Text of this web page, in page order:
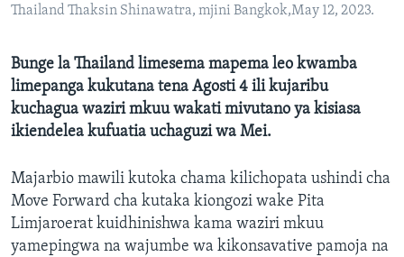
Thailand Thaksin Shinawatra, mjini Bangkok,May 12, 2023.
Bunge la Thailand limesema mapema leo kwamba
limepanga kukutana tena Agosti 4 ili kujaribu
kuchagua waziri mkuu wakati mivutano ya kisiasa
ikiendelea kufuatia uchaguzi wa Mei.
Majarbio mawili kutoka chama kilichopata ushindi cha
Move Forward cha kutaka kiongozi wake Pita
Limjaroerat kuidhinishwa kama waziri mkuu
yamepingwa na wajumbe wa kikonsavative pamoja na